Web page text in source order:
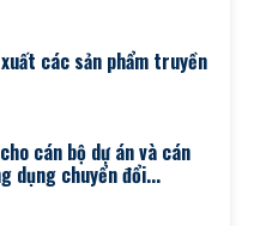
các sản phẩm truyền
cán bộ dự án và cán
quyền địa phương ứng dụng chuyển đổi...